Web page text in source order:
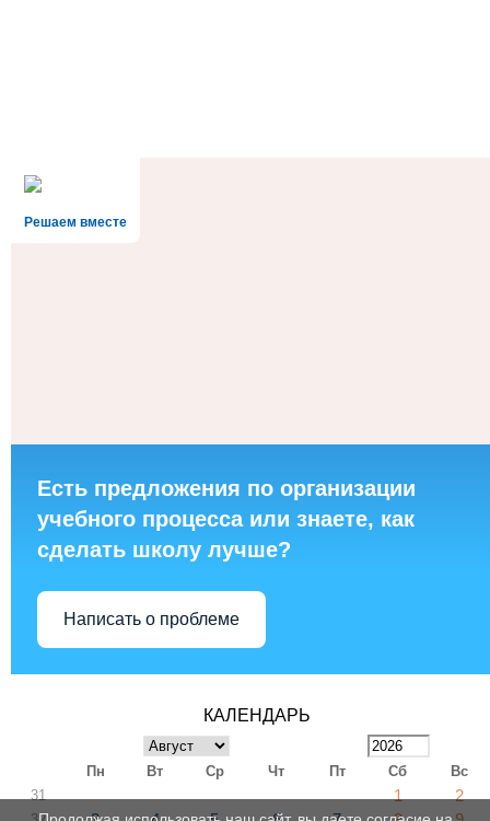
Решаем вместе
Есть предложения по организации
учебного процесса или знаете, как
сделать школу лучше?
Написать о проблеме
КАЛЕНДАРЬ
Пн Вт Ср Чт Пт Сб
Вс
31
1 2